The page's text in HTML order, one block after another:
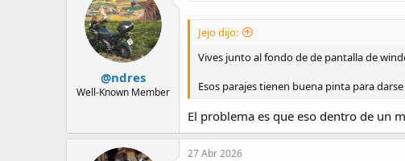
o
n
:
@ndres
Well-Known Member
Jejo dijo:
Vives junto al fondo de de pantalla de
Esos parajes tienen buena pinta para
El problema es que eso dentro de un
27 Abr 2026